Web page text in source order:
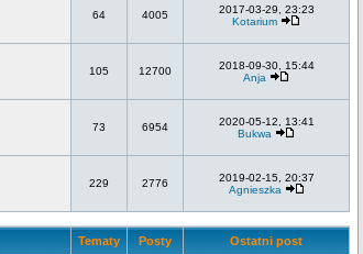
64 4005
2017-03-29, 23:23
Kotarium
105 12700
2018-09-30, 15:44
Anja
73 6954
2020-05-12, 13:41
Bukwa
229 2776
2019-02-15, 20:37
Agnieszka
Tematy Posty Ostatni post